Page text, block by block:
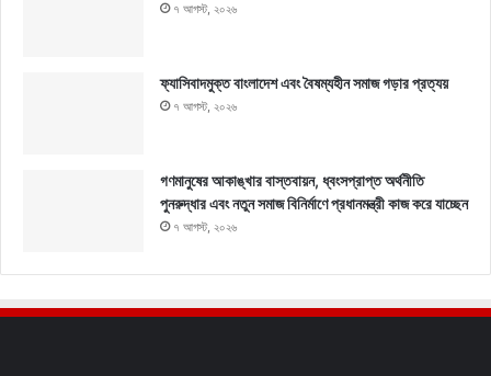
৭ আগস্ট, ২০২৬
ফ্যাসিবাদমুক্ত বাংলাদেশ এবং বৈষম্যহীন সমাজ গড়ার প্রত্যয়
৭ আগস্ট, ২০২৬
গণমানুষের আকাঙ্খার বাস্তবায়ন, ধ্বংসপ্রাপ্ত অর্থনীতি
পুনরুদ্ধার এবং নতুন সমাজ বিনির্মাণে প্রধানমন্ত্রী কাজ করে যাচ্ছেন
৭ আগস্ট, ২০২৬